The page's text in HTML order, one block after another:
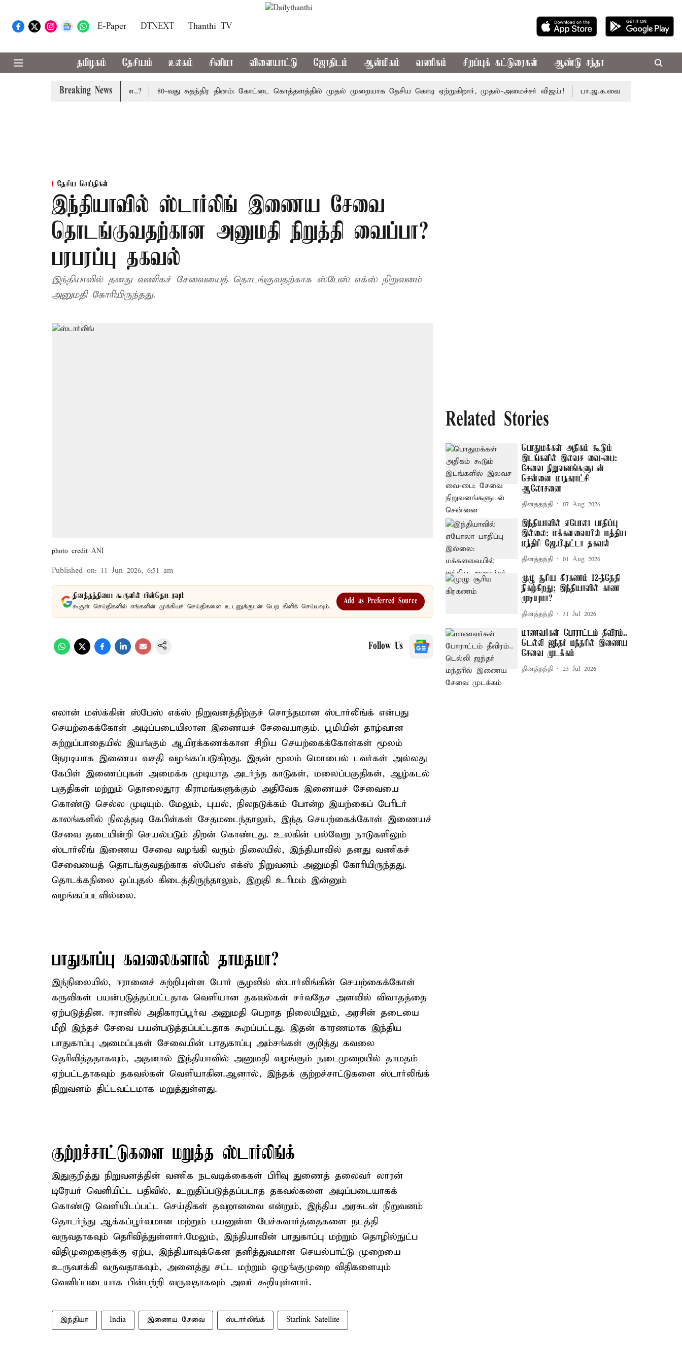
E-Paper DTNEXT Thanthi TV
தமிழகம் தேசியம் உலகம் சினிமா விளையாட்டு ஜோதிடம் ஆன்மிகம் வணிகம் சிறப்புக் கட்டுரைகள் ஆண்டு சந்தா
Breaking News
மத்திய அரசு கூறுவதென்ன..? 80-வது சுதந்திர தினம்: கோட்டை கொத்தளத்தில் முதல் முறையாக தேசிய கொடி ஏற்றுகிறார், முதல்-அமைச்சர் விஜய்! பா.ஜ.க.வை நெருங்குகிறதா
தேசிய செய்திகள்
இந்தியாவில் ஸ்டார்லிங் இணைய சேவை
தொடங்குவதற்கான அனுமதி நிறுத்தி வைப்பா?
பரபரப்பு தகவல்
இந்தியாவில் தனது வணிகச் சேவையைத் தொடங்குவதற்காக ஸ்பேஸ் எக்ஸ் நிறுவனம்
அனுமதி கோரியிருந்தது.
photo credit ANI
Published on: 11 Jun 2026, 6:51 am
தினத்தந்தியை கூகுளில் பின்தொடரவும்
கூகுள் செய்திகளில் எங்களின் முக்கியச் செய்திகளை உடனுக்குடன் பெற கிளிக் செய்யவும்.
Add as Preferred Source
Follow Us
எலான் மஸ்க்கின் ஸ்பேஸ் எக்ஸ் நிறுவனத்திற்குச் சொந்தமான ஸ்டார்லிங்க் என்பது
செயற்கைக்கோள் அடிப்படையிலான இணையச் சேவையாகும். பூமியின் தாழ்வான
சுற்றுப்பாதையில் இயங்கும் ஆயிரக்கணக்கான சிறிய செயற்கைக்கோள்கள் மூலம்
நேரடியாக இணைய வசதி வழங்கப்படுகிறது. இதன் மூலம் மொபைல் டவர்கள் அல்லது
கேபிள் இணைப்புகள் அமைக்க முடியாத அடர்ந்த காடுகள், மலைப்பகுதிகள், ஆழ்கடல்
பகுதிகள் மற்றும் தொலைதூர கிராமங்களுக்கும் அதிவேக இணையச் சேவையை
கொண்டு செல்ல முடியும். மேலும், புயல், நிலநடுக்கம் போன்ற இயற்கைப் பேரிடர்
காலங்களில் நிலத்தடி கேபிள்கள் சேதமடைந்தாலும், இந்த செயற்கைக்கோள் இணையச்
சேவை தடையின்றி செயல்படும் திறன் கொண்டது. உலகின் பல்வேறு நாடுகளிலும்
ஸ்டார்லிங் இணைய சேவை வழங்கி வரும் நிலையில், இந்தியாவில் தனது வணிகச்
சேவையைத் தொடங்குவதற்காக ஸ்பேஸ் எக்ஸ் நிறுவனம் அனுமதி கோரியிருந்தது.
தொடக்கநிலை ஒப்புதல் கிடைத்திருந்தாலும், இறுதி உரிமம் இன்னும்
வழங்கப்படவில்லை.
பாதுகாப்பு கவலைகளால் தாமதமா?
இந்நிலையில், ஈரானைச் சுற்றியுள்ள போர் சூழலில் ஸ்டார்லிங்கின் செயற்கைக்கோள்
கருவிகள் பயன்படுத்தப்பட்டதாக வெளியான தகவல்கள் சர்வதேச அளவில் விவாதத்தை
ஏற்படுத்தின. ஈரானில் அதிகாரப்பூர்வ அனுமதி பெறாத நிலையிலும், அரசின் தடையை
மீறி இந்தச் சேவை பயன்படுத்தப்பட்டதாக கூறப்பட்டது. இதன் காரணமாக இந்திய
பாதுகாப்பு அமைப்புகள் சேவையின் பாதுகாப்பு அம்சங்கள் குறித்து கவலை
தெரிவித்ததாகவும், அதனால் இந்தியாவில் அனுமதி வழங்கும் நடைமுறையில் தாமதம்
ஏற்பட்டதாகவும் தகவல்கள் வெளியாகின.ஆனால், இந்தக் குற்றச்சாட்டுகளை ஸ்டார்லிங்க்
நிறுவனம் திட்டவட்டமாக மறுத்துள்ளது.
குற்றச்சாட்டுகளை மறுத்த ஸ்டார்லிங்க்
இதுகுறித்து நிறுவனத்தின் வணிக நடவடிக்கைகள் பிரிவு துணைத் தலைவர் லாரன்
டிரேயர் வெளியிட்ட பதிவில், உறுதிப்படுத்தப்படாத தகவல்களை அடிப்படையாகக்
கொண்டு வெளியிடப்பட்ட செய்திகள் தவறானவை என்றும், இந்திய அரசுடன் நிறுவனம்
தொடர்ந்து ஆக்கப்பூர்வமான மற்றும் பயனுள்ள பேச்சுவார்த்தைகளை நடத்தி
வருவதாகவும் தெரிவித்துள்ளார்.மேலும், இந்தியாவின் பாதுகாப்பு மற்றும் தொழில்நுட்ப
விதிமுறைகளுக்கு ஏற்ப, இந்தியாவுக்கென தனித்துவமான செயல்பாட்டு முறையை
உருவாக்கி வருவதாகவும், அனைத்து சட்ட மற்றும் ஒழுங்குமுறை விதிகளையும்
வெளிப்படையாக பின்பற்றி வருவதாகவும் அவர் கூறியுள்ளார்.
இந்தியா India இணைய சேவை ஸ்டார்லிங்க் Starlink Satellite
Related Stories
பொதுமக்கள் அதிகம் கூடும்
இடங்களில் இலவச வை-பை:
சேவை நிறுவனங்களுடன்
சென்னை மாநகராட்சி
ஆலோசனை
தினத்தந்தி 07 Aug 2026
இந்தியாவில் எபோலா பாதிப்பு
இல்லை: மக்களவையில் மத்திய
மந்திரி ஜே.பி.நட்டா தகவல்
தினத்தந்தி 01 Aug 2026
முழு சூரிய கிரகணம் 12-ந்தேதி
நிகழ்கிறது; இந்தியாவில் காண
முடியுமா?
தினத்தந்தி 31 Jul 2026
மாணவர்கள் போராட்டம் தீவிரம்..
டெல்லி ஜந்தர் மந்தரில் இணைய
சேவை முடக்கம்
தினத்தந்தி 23 Jul 2026